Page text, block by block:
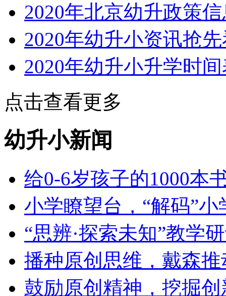
2020年北京幼升政策
2020年幼升小资讯抢
2020年幼升小升学时
点击查看更多
幼升小新闻
给0-6岁孩子的1000本
小学瞭望台，“解码”
“思辨·探索未知”教学
播种原创思维，戴森
鼓励原创精神，挖掘